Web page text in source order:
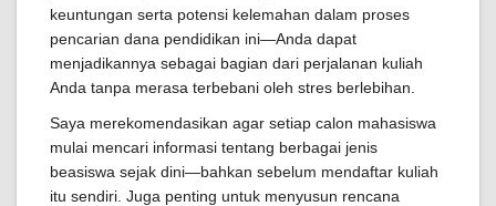
keuntungan serta potensi kelemahan dalam proses
pencarian dana pendidikan ini—Anda dapat
menjadikannya sebagai bagian dari perjalanan kuliah
Anda tanpa merasa terbebani oleh stres berlebihan.
Saya merekomendasikan agar setiap calon mahasiswa
mulai mencari informasi tentang berbagai jenis
beasiswa sejak dini—bahkan sebelum mendaftar kuliah
itu sendiri. Juga penting untuk menyusun rencana